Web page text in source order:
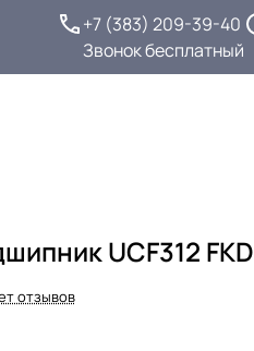
+7 (383) 209-39-40
Звонок бесплатный
UCF312 FKD
отзывов